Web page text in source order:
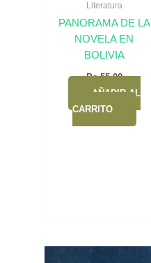
Literatura
PANORAMA DE LA
NOVELA EN
BOLIVIA
Bs.55,00
AÑADIR AL
CARRITO